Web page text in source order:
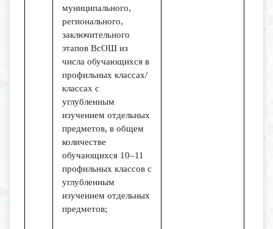
муниципального,
регионального,
заключительного
этапов ВсОШ из
числа обучающихся в
профильных классах/
классах с
углубленным
изучением отдельных
предметов, в общем
количестве
обучающихся 10–11
профильных классов с
углубленным
изучением отдельных
предметов;